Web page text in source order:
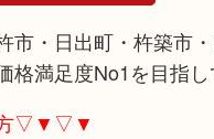
市・日出町・杵築市
満足度No1を目指し
方▽▼▽▼